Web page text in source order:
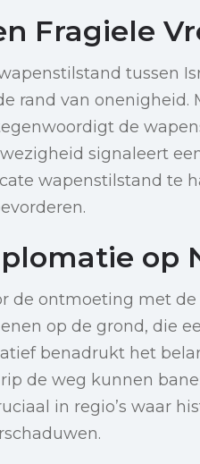
Fragiele
tussen
rand van onenigheid.
de
signaleert
wapenstilstand te
op
de ontmoeting met
op de grond, die
benadrukt het
de weg kunnen
in regio’s waar